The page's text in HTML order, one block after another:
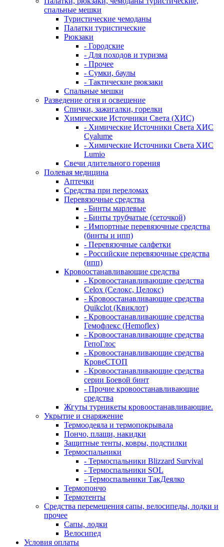
спальные мешки
Туристические чемоданы
Палатки туристические
Рюкзаки
- Городские
- Для походов и туризма
- Прочее
- Сумки, баулы
- Тактические рюкзаки
Спальные мешки
Разведение огня и освещение
Спички, зажигалки, горелки
Химические Источники Света (ХИС)
- Химические Источники Света ХИС
Cyalume
- Химические Источники Света ХИС
Lumio
Свечи длительного горения
Полевая медицина
Аптечки
Средства при переломах
Перевязочные средства
- Бинты марлевые
- Бинты трубчатые (сеточкой)
- Импортные перевязочные средства
(бинты и ипп)
- Перевязочные салфетки
- Российские перевязочные средства
(ипп)
Кровоостанавливающие средства
- Кровоостанавливающие средства
Celox (Селокс, Целокс)
- Кровоостанавливающие средства
Quikclot (Квиклот)
- Кровоостанавливающие средства
Гемофлекс (Hemoflex)
- Кровоостанавливающие средства
ГепоГлос
- Кровоостанавливающие средства
КровеСТОП
- Кровоостанавливающие средства
серии Боевой бинт
- Прочие кровоостанавливающие
средства
Жгуты турникеты кровоостанавливающие.
Укрытие и снаряжение
Термоодеяла и термопокрывала
Пончо, плащи, накидки
Защитные тенты, ковры, подстилки
Термоспальники
- Термоспальники Blizzard Survival
- Термоспальники SOL
- Термоспальники ТакДеялко
Термопончо
Термотенты
Средства перемещения сапы, велосипеды, лодки и
прочее
Сапы, лодки
Велосипед
Условия оплаты